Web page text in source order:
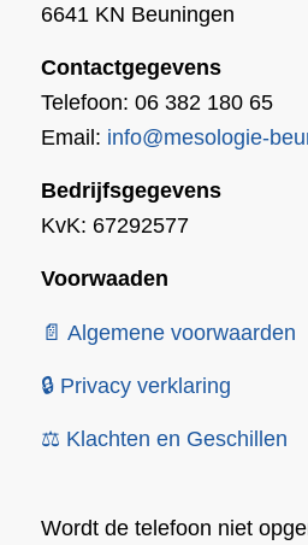
6641 KN Beuningen
Contactgegevens
Telefoon: 06 382 180 65
Email: info@mesologie-
Bedrijfsgegevens
KvK: 67292577
Voorwaaden
📄 Algemene voorwaarden
🔒 Privacy verklaring
⚖️ Klachten en Geschillen
Wordt de telefoon niet